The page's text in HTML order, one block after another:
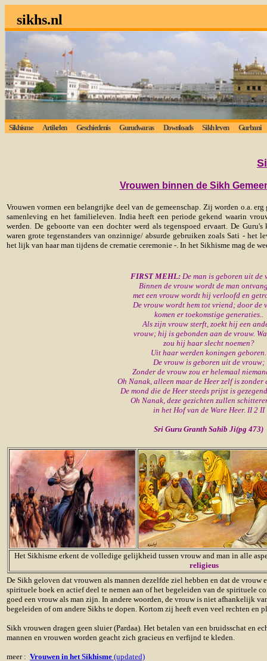
sikhs.nl
Sikhisme Artikelen Geschiedenis Gurudwaras Downloads Sikh leven Gurbani
Vrouwen binnen de Sikh
Vrouwen vormen een belangrijke deel van de gemeenschap. Zij worden o.a.
samenleving en het familieleven. India heeft een periode gekend waarin
werden. De geboorte van een dochter werd als tegenspoed ervaart. De
waren grote tegenstanders van onzinnige/ absurde gebruiken zoals Sati - het
het lijk van haar man tijdens de crematie ceremonie -. In het Sikhisme mag de
FIRST MEHL:De man is geboren uit de
Binnen de vrouw wordt de man
met een vrouw wordt hij verloofd en
De vrouw wordt hem tot vriend; door de
komen er toekomstige generaties..
Als zijn vrouw sterft, zoekt hij een
vrouw; hij is gebonden aan de vrouw.
zou hij haar slecht noemen?
Uit haar werden koningen geboren.
De vrouw is geboren uit de vrouw;
Zonder de vrouw zou er helemaal
Oh Nanak, alleen maar de Heer zelf is zonder
De mond die de Heer steeds prijst is
Oh Nanak, deze gezichten zullen
in het Hof van de Ware Heer. II 2 II
Sri Guru Granth Sahib Ji(pg 473)
Het Sikhisme erkent de volledige gelijkheid tussen vrouw and man in alle
religieus
De Sikh geloven dat vrouwen als mannen dezelfde ziel hebben en dat de vrouw
spirituele boek en actief deel te nemen aan of het begeleiden van de spirituele
goed een vrouw als man zijn. In andere woorden, de vrouw is niet afhankelijk
begeleiden of om andere Sikhs te dopen. Kortom zij heeft even veel rechten en
Sikh vrouwen dragen geen sluier (Pardaa). Het betalen van een bruidsschat en
mannen en vrouwen worden geacht zich gracieus en verfijnd te kleden.
meer : Vrouwen in het Sikhisme (updated)